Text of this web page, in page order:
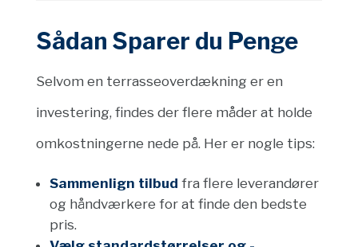
Sådan Sparer du Penge
Selvom en terrasseoverdækning er en
investering, findes der flere måder at holde
omkostningerne nede på. Her er nogle tips:
Sammenlign tilbud fra flere leverandører
og håndværkere for at finde den bedste
pris.